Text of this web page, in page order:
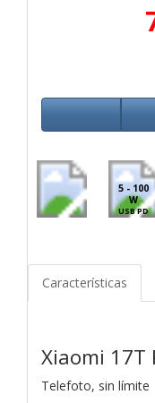
5 - 100
W
USB PD
Características
Xiaomi 17T
Telefoto, sin límite